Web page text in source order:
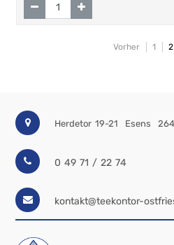
Vorher 1 2
Herdetor 19-21 Esens
0 49 71 / 22 74
kontakt@teekontor-